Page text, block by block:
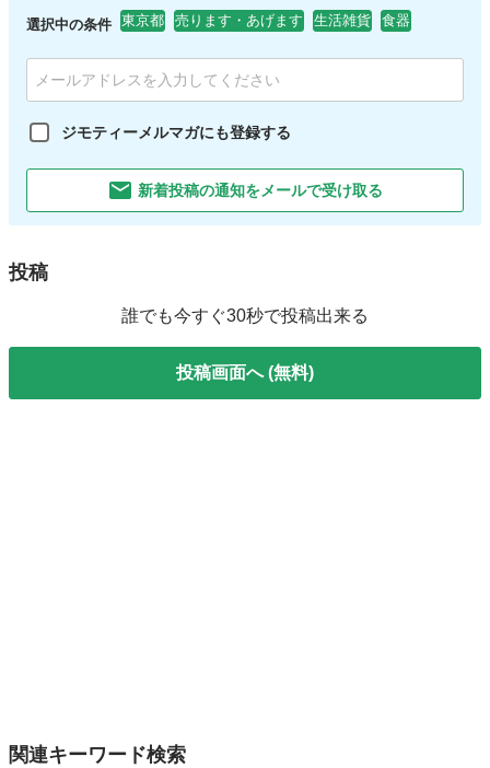
選択中の条件 東京都 売ります・あげます 生活雑貨 食器
ジモティーメルマガにも登録する
新着投稿の通知をメールで受け取る
投稿
誰でも今すぐ30秒で投稿出来る
投稿画面へ (無料)
関連キーワード検索